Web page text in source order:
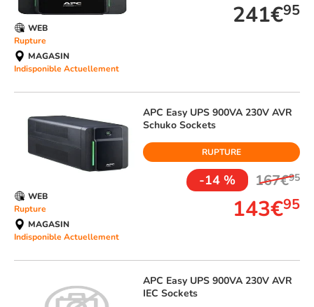
241€95
WEB
Rupture
MAGASIN
Indisponible Actuellement
APC Easy UPS 900VA 230V AVR
Schuko Sockets
RUPTURE
-14 % 167€95
143€95
WEB
Rupture
MAGASIN
Indisponible Actuellement
APC Easy UPS 900VA 230V AVR
IEC Sockets